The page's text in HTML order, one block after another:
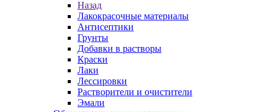
Назад
Лакокрасочные материалы
Антисептики
Грунты
Добавки в растворы
Краски
Лаки
Лессировки
Растворители и очистители
Эмали